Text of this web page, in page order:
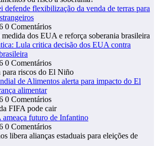
defende flexibilização da venda de terras para
0 Comentários
Lula critica decisão dos EUA contra
0 Comentários
de Alimentos alerta para impacto do El
alimentar
0 Comentários
ameaça futuro de Infantino
0 Comentários